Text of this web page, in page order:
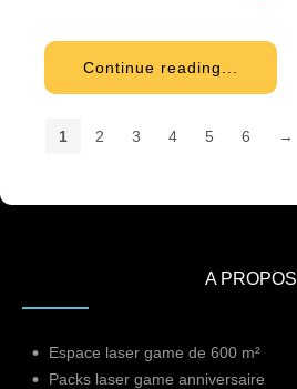
Continue reading...
1 2 3 4 5 6 →
A PROPOS
Espace laser game de 600 m²
Packs laser game anniversaire